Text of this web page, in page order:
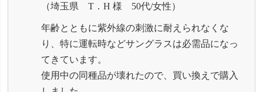
埼玉県 T．H 様 50代/女性
年齢とともに紫外線の刺激に耐えられなくな
り、特に運転時などサングラスは必需品になっ
てきています。
使用中の同種品が壊れたので、買い換えで購入